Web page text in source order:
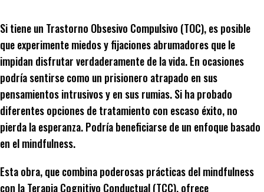
Si tiene un Trastorno Obsesivo Compulsivo (TOC), es posible
que experimente miedos y fijaciones abrumadores que le
impidan disfrutar verdaderamente de la vida. En ocasiones
podría sentirse como un prisionero atrapado en sus
pensamientos intrusivos y en sus rumias. Si ha probado
diferentes opciones de tratamiento con escaso éxito, no
pierda la esperanza. Podría beneficiarse de un enfoque basado
en el mindfulness.
Esta obra, que combina poderosas prácticas del mindfulness
con la Terapia Cognitivo Conductual (TCC), ofrece